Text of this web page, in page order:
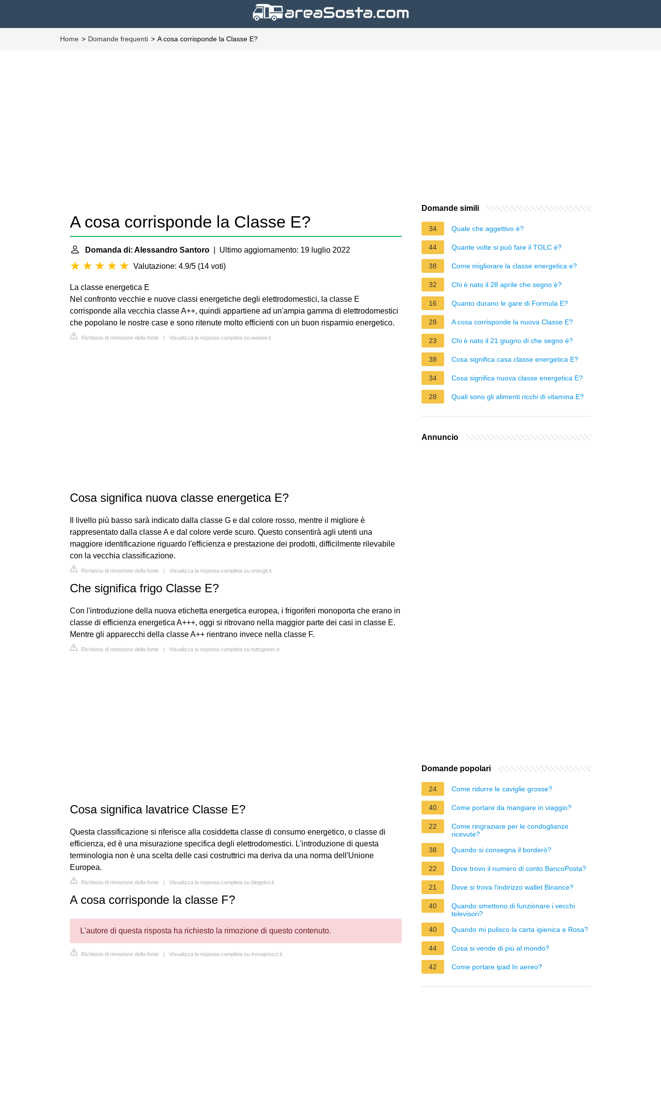
Home Domande frequenti A cosa corrisponde la Classe E?
A cosa corrisponde la Classe E?
Domanda di: Alessandro Santoro | Ultimo aggiornamento: 19 luglio 2022
Valutazione: 4.9/5 (14 voti)
La classe energetica E
Nel confronto vecchie e nuove classi energetiche degli elettrodomestici, la classe E
corrisponde alla vecchia classe A++, quindi appartiene ad un'ampia gamma di elettrodomestici
che popolano le nostre case e sono ritenute molto efficienti con un buon risparmio energetico.
Richiesta di rimozione della fonte | Visualizza la risposta completa su wekiwi.it
Cosa significa nuova classe energetica E?
Il livello più basso sarà indicato dalla classe G e dal colore rosso, mentre il migliore è
rappresentato dalla classe A e dal colore verde scuro. Questo consentirà agli utenti una
maggiore identificazione riguardo l'efficienza e prestazione dei prodotti, difficilmente rilevabile
con la vecchia classificazione.
Richiesta di rimozione della fonte | Visualizza la risposta completa su energit.it
Che significa frigo Classe E?
Con l'introduzione della nuova etichetta energetica europea, i frigoriferi monoporta che erano in
classe di efficienza energetica A+++, oggi si ritrovano nella maggior parte dei casi in classe E.
Mentre gli apparecchi della classe A++ rientrano invece nella classe F.
Richiesta di rimozione della fonte | Visualizza la risposta completa su tuttogreen.it
Cosa significa lavatrice Classe E?
Questa classificazione si riferisce alla cosiddetta classe di consumo energetico, o classe di
efficienza, ed è una misurazione specifica degli elettrodomestici. L'introduzione di questa
terminologia non è una scelta delle casi costruttrici ma deriva da una norma dell'Unione
Europea.
Richiesta di rimozione della fonte | Visualizza la risposta completa su blogeko.it
A cosa corrisponde la classe F?
L'autore di questa risposta ha richiesto la rimozione di questo contenuto.
Richiesta di rimozione della fonte | Visualizza la risposta completa su trovaprezzi.it
Domande simili
34 Quale che aggettivo è?
44 Quante volte si può fare il TOLC è?
38 Come migliorare la classe energetica e?
32 Chi è nato il 28 aprile che segno è?
16 Quanto durano le gare di Formula E?
28 A cosa corrisponde la nuova Classe E?
23 Chi è nato il 21 giugno di che segno è?
38 Cosa significa casa classe energetica E?
34 Cosa significa nuova classe energetica E?
28 Quali sono gli alimenti ricchi di vitamina E?
Annuncio
Domande popolari
24 Come ridurre le caviglie grosse?
40 Come portare da mangiare in viaggio?
22
Come ringraziare per le condoglianze
ricevute?
38
Quando si consegna il borderò?
22 Dove trovo il numero di conto BancoPosta?
21 Dove si trova l'indirizzo wallet Binance?
40
Quando smettono di funzionare i vecchi
televisori?
40
Quando mi pulisco la carta igienica e Rosa?
44 Cosa si vende di più al mondo?
42 Come portare ipad In aereo?